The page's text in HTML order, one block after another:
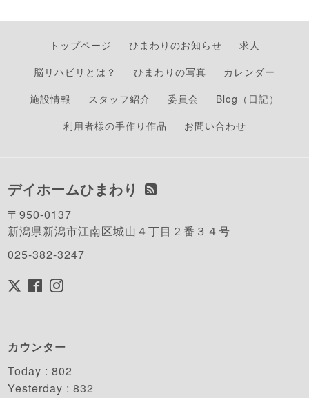
トップページ ひまわりのお知らせ
求人
脳リハビリとは？
ひまわりの写真
カレンダー
施設情報
スタッフ紹介 委員会
Blog（日記）
利用者様の手作り作品
お問い合わせ
デイホームひまわり
〒950-0137
新潟県新潟市江南区城山４丁目２番３４号
025-382-3247
カウンター
Today :802
Yesterday :832